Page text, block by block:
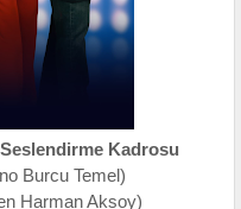
Kadrosu
Burcu Temel)
Harman Aksoy)